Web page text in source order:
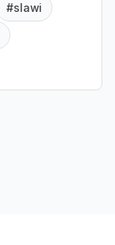
#slawi